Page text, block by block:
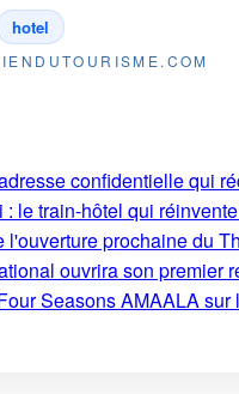
hotel
confidentielle qui
: le train-hôtel qui
l'ouverture prochaine du
ouvrira son premier
Seasons AMAALA